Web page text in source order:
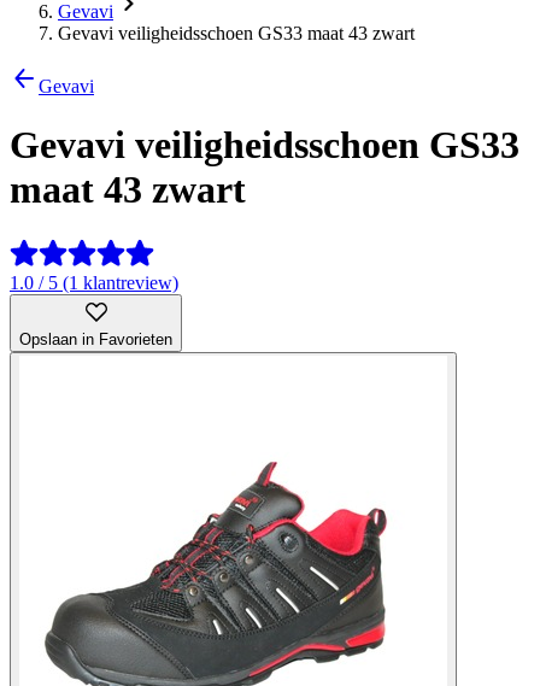
Gevavi
Gevavi veiligheidsschoen GS33 maat 43 zwart
Gevavi
Gevavi veiligheidsschoen GS33
maat 43 zwart
1.0 / 5 (1 klantreview)
Opslaan in Favorieten